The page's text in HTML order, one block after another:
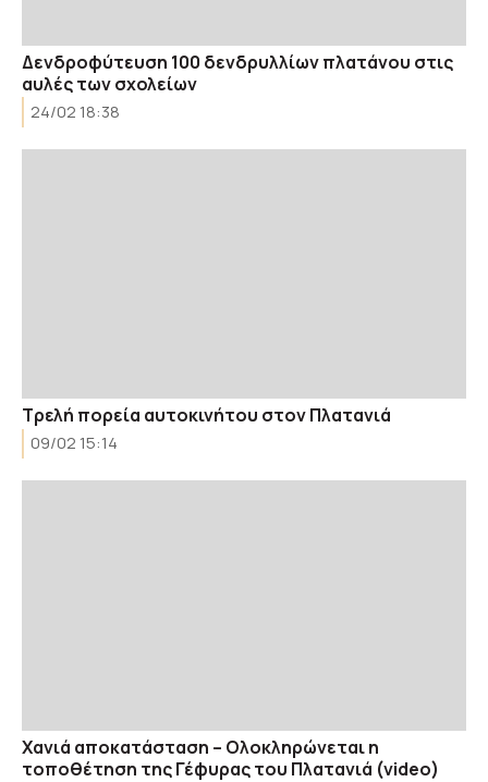
Δενδροφύτευση 100 δενδρυλλίων πλατάνου στις
αυλές των σχολείων
24/02 18:38
Τρελή πορεία αυτοκινήτου στον Πλατανιά
09/02 15:14
Xανιά αποκατάσταση – Ολοκληρώνεται η
τοποθέτηση της Γέφυρας του Πλατανιά (video)